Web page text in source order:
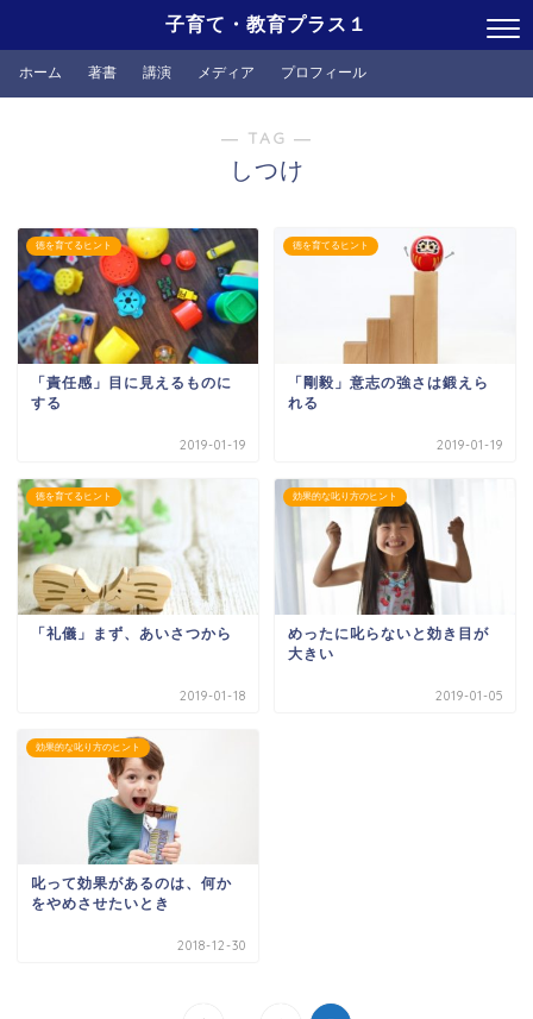
子育て・教育プラス１
ホーム 著書 講演 メディア プロフィール
― TAG ―
しつけ
徳を育てるヒント
「責任感」目に見えるものに
する
2019-01-19
徳を育てるヒント
「剛毅」意志の強さは鍛えら
れる
2019-01-19
徳を育てるヒント
「礼儀」まず、あいさつから
2019-01-18
効果的な叱り方のヒント
めったに叱らないと効き目が
大きい
2019-01-05
効果的な叱り方のヒント
叱って効果があるのは、何か
をやめさせたいとき
2018-12-30